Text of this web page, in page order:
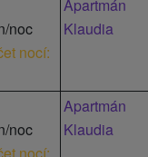
noc
nocí:
Apartmán
Klaudia
noc
nocí:
Apartmán
Klaudia